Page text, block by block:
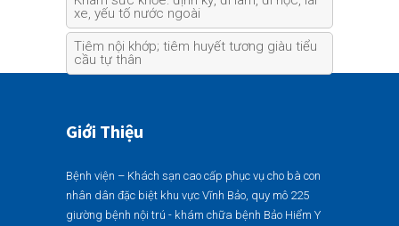
xe, yếu tố nước ngoài
Tiêm nội khớp; tiêm huyết tương giàu tiểu
cầu tự thân
Giới Thiệu
Bệnh viện – Khách sạn cao cấp phục vụ cho bà con
nhân dân đặc biệt khu vực Vĩnh Bảo, quy mô 225
giường bệnh nội trú - khám chữa bệnh Bảo Hiểm Y